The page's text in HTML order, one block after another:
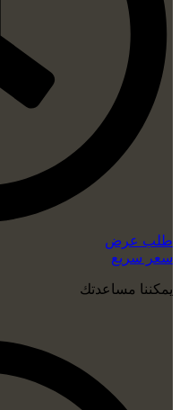
طلب عرض
سعر سريع
يمكننا مساعدتك